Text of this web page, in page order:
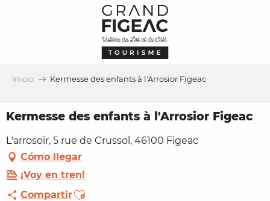
Inicio Kermesse des enfants à l'Arrosior Figeac
Kermesse des enfants à l'Arrosior Figeac
L'arrosoir, 5 rue de Crussol, 46100 Figeac
Cómo llegar
¡Voy en tren!
CompartirAjouter aux favoris